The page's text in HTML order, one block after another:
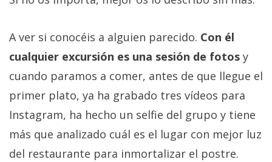
A ver si conocéis a alguien parecido. Con él
cualquier excursión es una sesión de fotos y
cuando paramos a comer, antes de que llegue el
primer plato, ya ha grabado tres vídeos para
Instagram, ha hecho un selfie del grupo y tiene
más que analizado cuál es el lugar con mejor luz
del restaurante para inmortalizar el postre.